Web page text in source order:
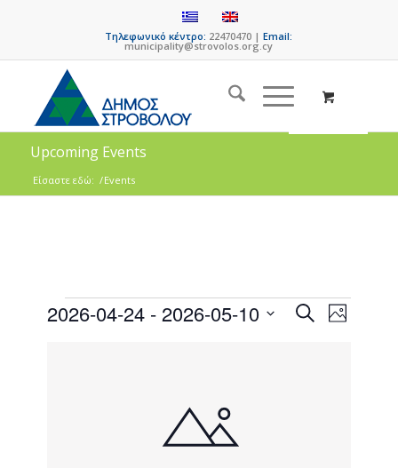
Τηλεφωνικό κέντρο: 22470470 |Email:
municipality@strovolos.org.cy
Upcoming Events
Είσαστε εδώ: /Events
Events
SearchEvent
Views
Photo
2026-04-24 - 2026-05-10